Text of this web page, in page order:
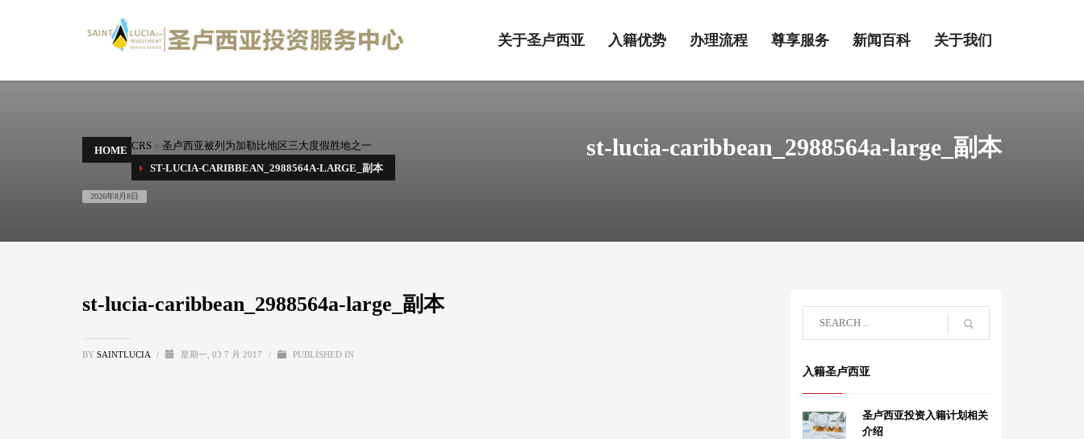
关于圣卢西亚 入籍优势 办理流程 尊享服务 新闻百科 关于我们
HOME CRS » 圣卢西亚被列为加勒比地区三大度假胜地之一
ST-LUCIA-CARIBBEAN_2988564A-LARGE_副本
2026年8月8日
st-lucia-caribbean_2988564a-large_副本
st-lucia-caribbean_2988564a-large_副本
BY SAINTLUCIA / 星期一, 03 7 月 2017 / PUBLISHED IN
入籍圣卢西亚
圣卢西亚投资入籍计划相关
介绍